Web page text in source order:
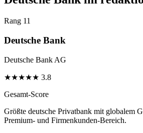
Rang 11
Deutsche Bank
Deutsche Bank AG
★★★★★ 3.8
Gesamt-Score
Größte deutsche Privatbank mit globalem
Premium- und Firmenkunden-Bereich.